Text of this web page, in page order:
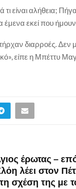
είναι αλήθεια;
εκεί που ήμουν.
διαρροές. Δεν
είπε η Μπέττυ
έρωτας –
λέει στον
τη σχέση της με